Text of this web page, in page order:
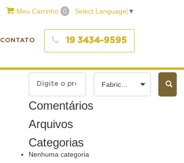
Meu Carrinho 0 Select Language ▼
CONTATO 19 3434-9595
Fabricantes
Comentários
Arquivos
Categorias
Nenhuma categoria